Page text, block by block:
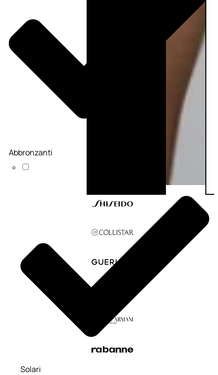
Abbronzanti
Solari